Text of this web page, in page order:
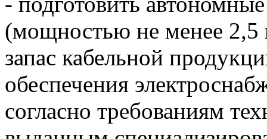
(мощностью не менее 2,5
запас кабельной
обеспечения
согласно требованиям